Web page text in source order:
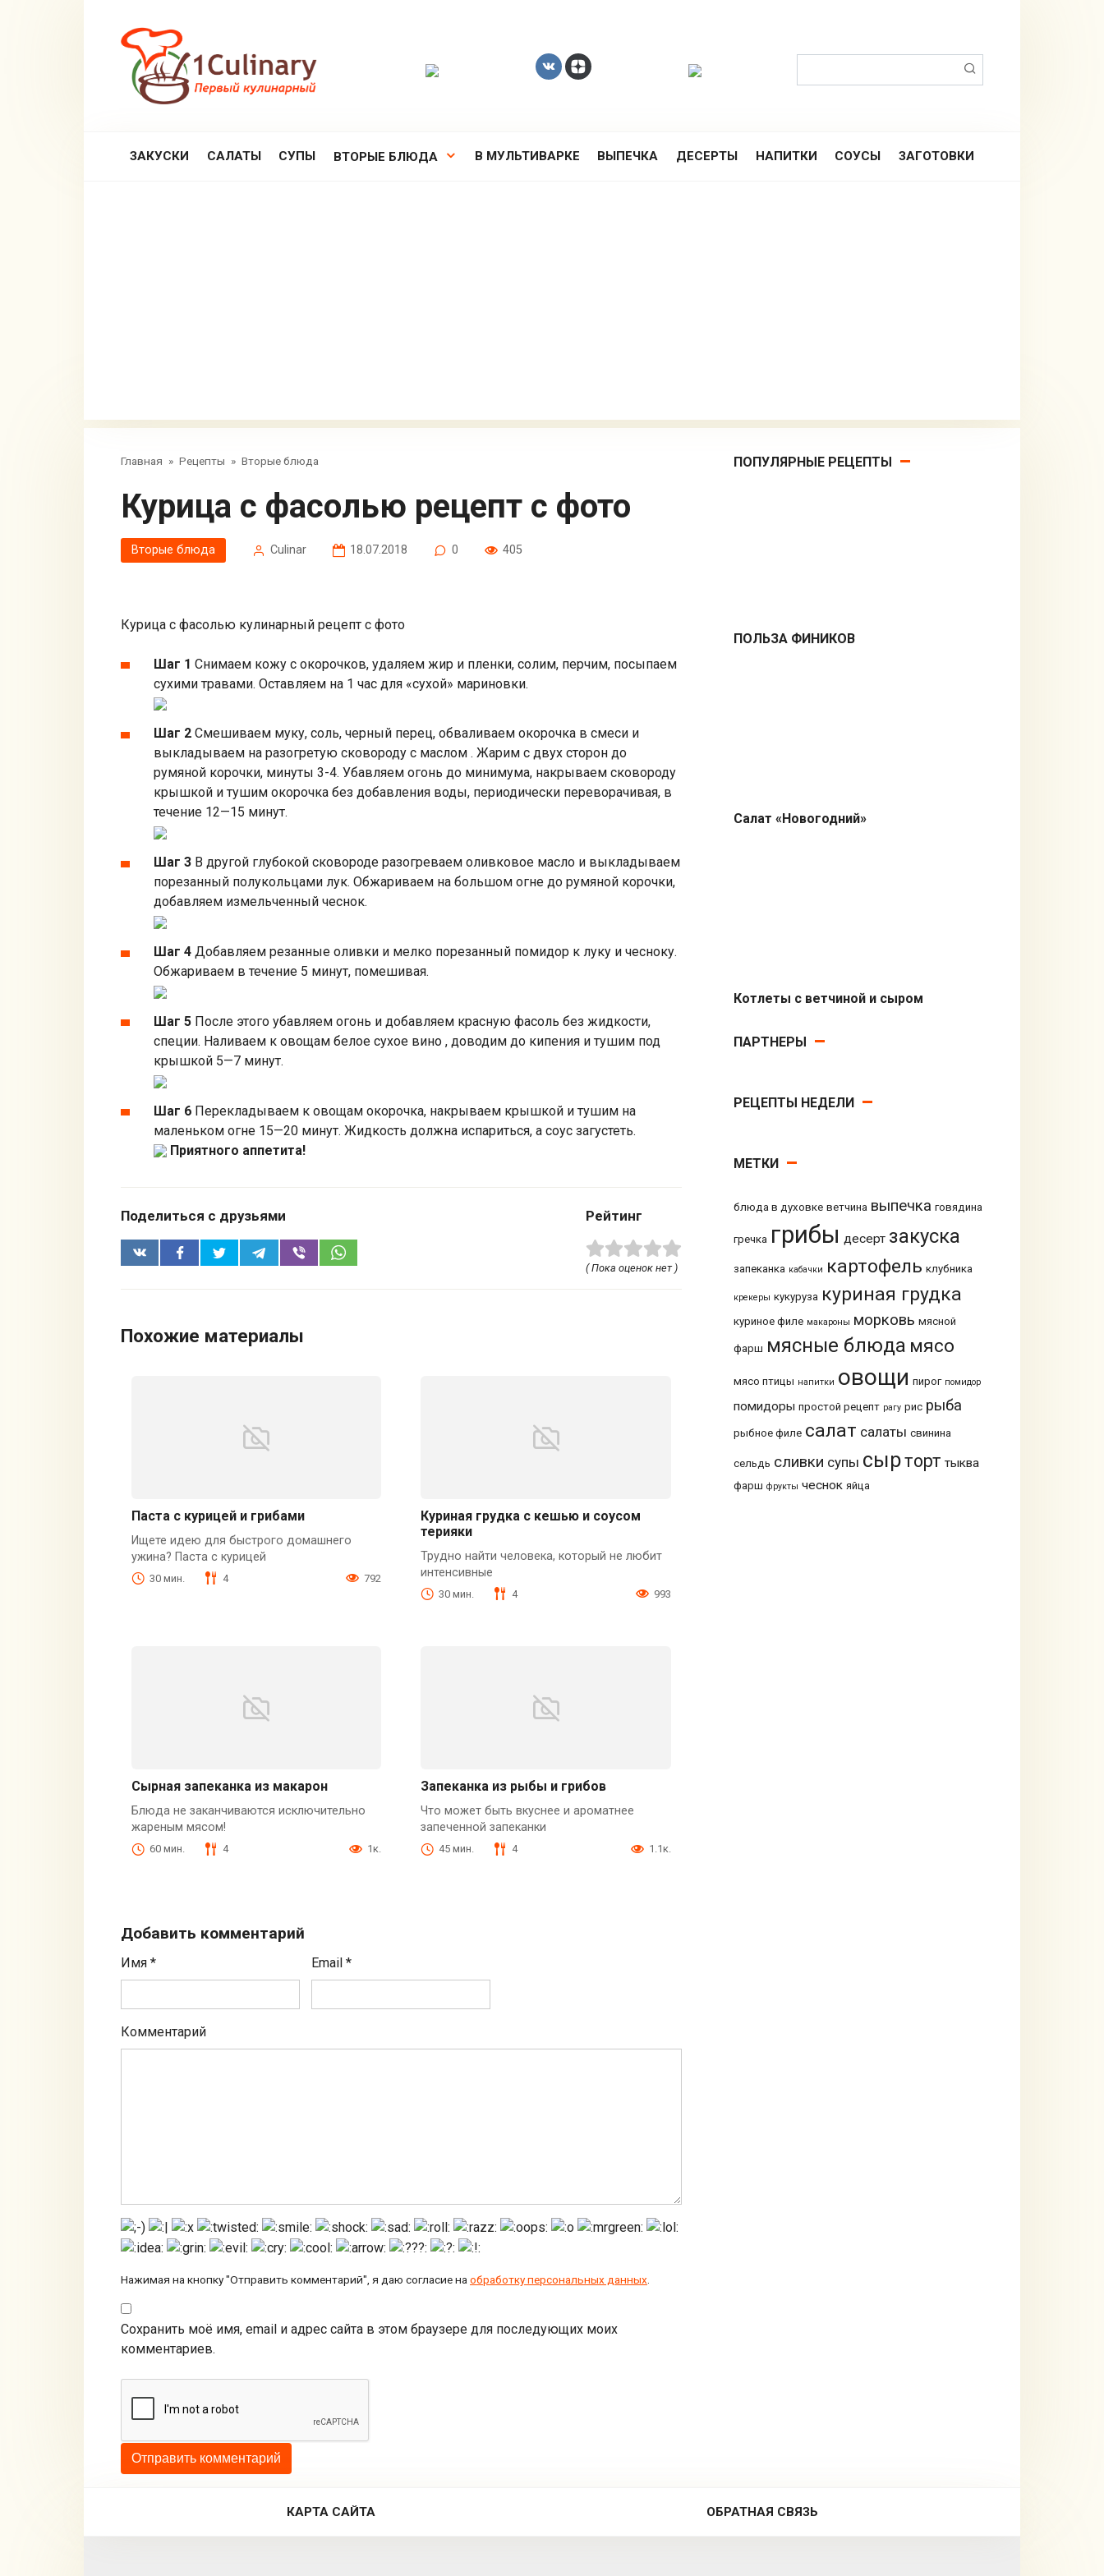
ЗАКУСКИ САЛАТЫ СУПЫ ВТОРЫЕ БЛЮДА В МУЛЬТИВАРКЕ ВЫПЕЧКА ДЕСЕРТЫ НАПИТКИ СОУСЫ ЗАГОТОВКИ
Главная » Рецепты » Вторые блюда
Курица с фасолью рецепт с фото
Вторые блюда Сulinar 18.07.2018 0 405
Курица с фасолью кулинарный рецепт с фото
Шаг 1 Снимаем кожу с окорочков, удаляем жир и пленки, солим, перчим, посыпаем
сухими травами. Оставляем на 1 час для «сухой» мариновки.
Шаг 2 Смешиваем муку, соль, черный перец, обваливаем окорочка в смеси и
выкладываем на разогретую сковороду с маслом . Жарим с двух сторон до
румяной корочки, минуты 3-4. Убавляем огонь до минимума, накрываем сковороду
крышкой и тушим окорочка без добавления воды, периодически переворачивая, в
течение 12—15 минут.
Шаг 3 В другой глубокой сковороде разогреваем оливковое масло и выкладываем
порезанный полукольцами лук. Обжариваем на большом огне до румяной корочки,
добавляем измельченный чеснок.
Шаг 4 Добавляем резанные оливки и мелко порезанный помидор к луку и чесноку.
Обжариваем в течение 5 минут, помешивая.
Шаг 5 После этого убавляем огонь и добавляем красную фасоль без жидкости,
специи. Наливаем к овощам белое сухое вино , доводим до кипения и тушим под
крышкой 5—7 минут.
Шаг 6 Перекладываем к овощам окорочка, накрываем крышкой и тушим на
маленьком огне 15—20 минут. Жидкость должна испариться, а соус загустеть.
Приятного аппетита!
Поделиться с друзьями Рейтинг
( Пока оценок нет )
Похожие материалы
Паста с курицей и грибами
Ищете идею для быстрого домашнего
ужина? Паста с курицей
30 мин. 4 792
Куриная грудка с кешью и соусом
терияки
Трудно найти человека, который не любит
интенсивные
30 мин. 4 993
Сырная запеканка из макарон
Блюда не заканчиваются исключительно
жареным мясом!
60 мин. 4 1к.
Запеканка из рыбы и грибов
Что может быть вкуснее и ароматнее
запеченной запеканки
45 мин. 4 1.1к.
Добавить комментарий
Имя * Email*
Комментарий
Нажимая на кнопку "Отправить комментарий", я даю согласие на обработку персональных данных
Сохранить моё имя, email и адрес сайта в этом браузере для последующих моих
комментариев.
ПОПУЛЯРНЫЕ РЕЦЕПТЫ
ПОЛЬЗА ФИНИКОВ
Салат «Новогодний»
Котлеты с ветчиной и сыром
ПАРТНЕРЫ
РЕЦЕПТЫ НЕДЕЛИ
МЕТКИ
блюда в духовке ветчина выпечка говядина
гречка грибы десерт закуска
запеканка кабачки картофель клубника
крекеры кукуруза куриная грудка
куриное филе макароны морковь мясной
фарш мясные блюда мясо
мясо птицы напитки овощи пирог помидор
помидоры простой рецепт рагу рис рыба
рыбное филе салат салаты свинина
сельдь сливки супы сырторт тыква
фарш фрукты чеснок яйца
КАРТА САЙТА ОБРАТНАЯ СВЯЗЬ